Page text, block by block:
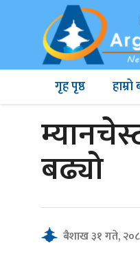
गृह पृष्ठ
बढ्यो
बैशाख ३१ गते,